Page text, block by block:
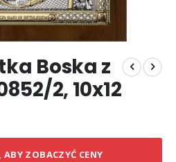
Boska z
2, 10x12
ABY ZOBACZYĆ CENY